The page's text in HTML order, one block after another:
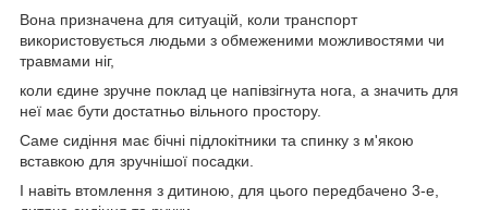
Вона призначена для ситуацій, коли транспорт
використовується людьми з обмеженими можливостями чи
травмами ніг,
коли єдине зручне поклад це напівзігнута нога, а значить для
неї має бути достатньо вільного простору.
Саме сидіння має бічні підлокітники та спинку з м'якою
вставкою для зручнішої посадки.
І навіть втомлення з дитиною, для цього передбачено 3-е,